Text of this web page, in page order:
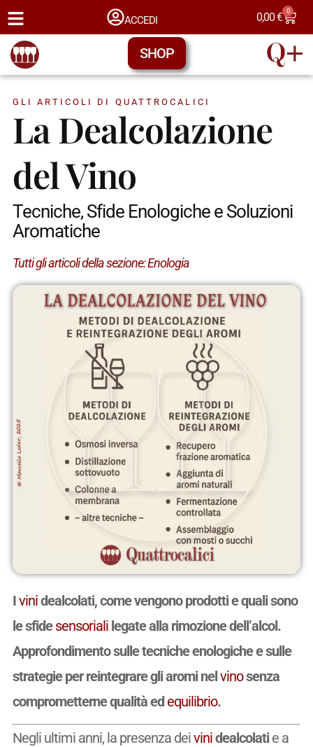
ACCEDI 0,00€ 0
SHOP
GLI ARTICOLI DI QUATTROCALICI
La Dealcolazione
del Vino
Tecniche, Sfide Enologiche e Soluzioni
Aromatiche
Tutti gli articoli della sezione:Enologia
Ivinidealcolati, come vengono prodotti e quali sono
le sfidesensorialilegate alla rimozione dell’alcol.
Approfondimento sulle tecniche enologiche e sulle
strategie per reintegrare gli aromi nelvinosenza
comprometterne qualità edequilibrio.
Negli ultimi anni, la presenza deivinidealcolatie a